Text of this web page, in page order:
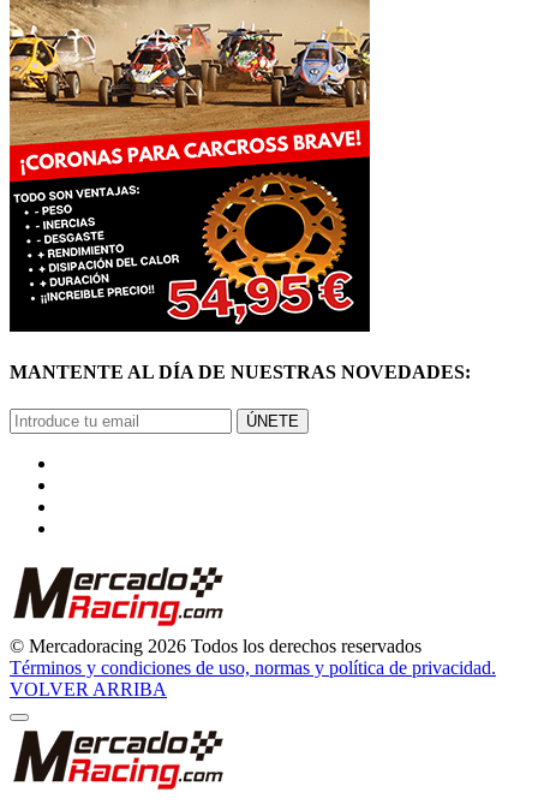
© Mercadoracing 2026 Todos los derechos reservados
Términos y condiciones de uso, normas y política de privacidad.
VOLVER ARRIBA